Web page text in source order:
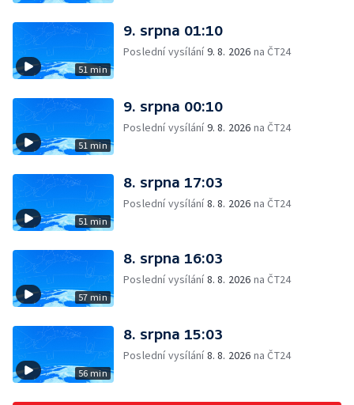
51 min
9. srpna 01:10
Poslední vysílání9. 8. 2026 na ČT24
51 min
9. srpna 00:10
Poslední vysílání9. 8. 2026 na ČT24
51 min
8. srpna 17:03
Poslední vysílání8. 8. 2026 na ČT24
57 min
8. srpna 16:03
Poslední vysílání8. 8. 2026 na ČT24
56 min
8. srpna 15:03
Poslední vysílání8. 8. 2026 na ČT24